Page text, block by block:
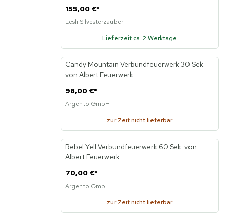
155,00 €*
Lesli Silvesterzauber
Lieferzeit ca. 2 Werktage
Candy Mountain Verbundfeuerwerk 30 Sek.
von Albert Feuerwerk
98,00 €*
Argento GmbH
zur Zeit nicht lieferbar
Rebel Yell Verbundfeuerwerk 60 Sek. von
Albert Feuerwerk
70,00 €*
Argento GmbH
zur Zeit nicht lieferbar